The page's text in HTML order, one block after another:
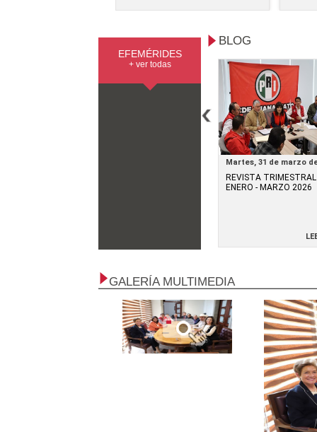
EFEMÉRIDES
+ ver todas
BLOG
Martes, 31 de marzo
REVISTA TRIMESTRAL
ENERO - MARZO 2026
GALERÍA MULTIMEDIA